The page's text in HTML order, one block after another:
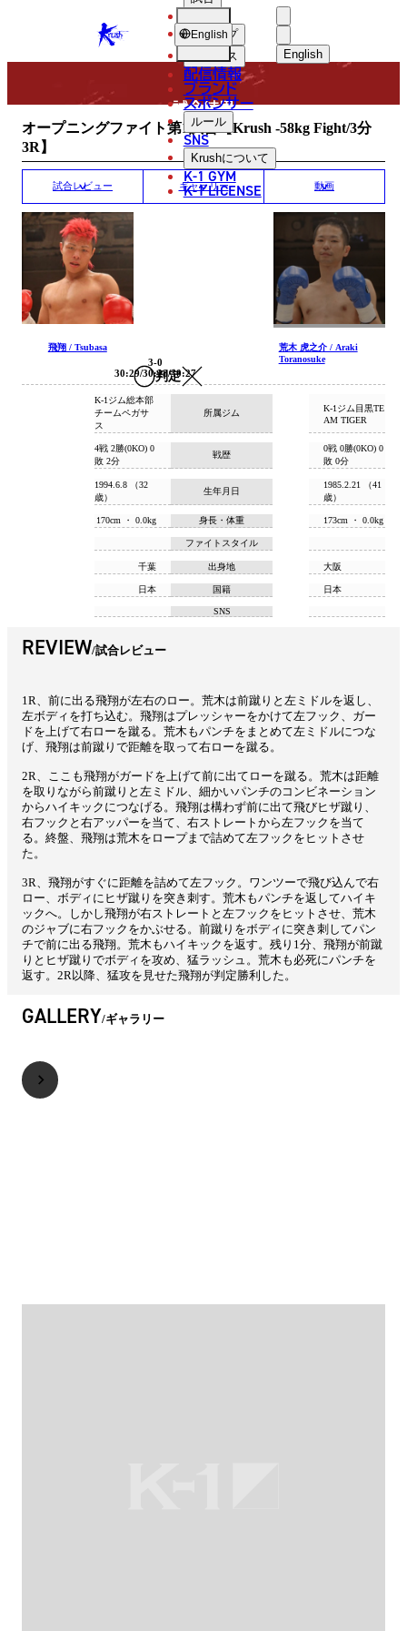
KRUSH English
中文（繁體
العربية
ショップ
ニュース
配信情報
ブランド
スポンサー
ルール
SNS
Krushについて
K-1 GYM
K-1 LICENSE
English
MATCH RESULT
試合結果
オープニングファイト第1試合【Krush -58kg Fight/3分
3R】
試合レビュー ギャラリー 動画
飛翔 / Tsubasa
判定
3-0
30:29/30:28/30:27
荒木 虎之介 / Araki
Toranosuke
所属ジム
K-1ジム総本部
チームペガサ
ス
K-1ジム目黒TE
AM TIGER
戦歴
4戦 2勝(0KO) 0
敗 2分
0戦 0勝(0KO) 0
敗 0分
生年月日
1994.6.8 （32
歳）
1985.2.21 （41
歳）
身長・体重
170cm ・ 0.0kg 173cm ・ 0.0kg
ファイトスタイル
出身地
千葉 大阪
国籍
日本 日本
SNS
REVIEW 試合レビュー
1R、前に出る飛翔が左右のロー。荒木は前蹴りと左ミドルを返し、
左ボディを打ち込む。飛翔はプレッシャーをかけて左フック、ガー
ドを上げて右ローを蹴る。荒木もパンチをまとめて左ミドルにつな
げ、飛翔は前蹴りで距離を取って右ローを蹴る。
2R、ここも飛翔がガードを上げて前に出てローを蹴る。荒木は距離
を取りながら前蹴りと左ミドル、細かいパンチのコンビネーション
からハイキックにつなげる。飛翔は構わず前に出て飛びヒザ蹴り、
右フックと右アッパーを当て、右ストレートから左フックを当て
る。終盤、飛翔は荒木をロープまで詰めて左フックをヒットさせ
た。
3R、飛翔がすぐに距離を詰めて左フック。ワンツーで飛び込んで右
ロー、ボディにヒザ蹴りを突き刺す。荒木もパンチを返してハイキ
ックへ。しかし飛翔が右ストレートと左フックをヒットさせ、荒木
のジャブに右フックをかぶせる。前蹴りをボディに突き刺してパン
チで前に出る飛翔。荒木もハイキックを返す。残り1分、飛翔が前蹴
りとヒザ蹴りでボディを攻め、猛ラッシュ。荒木も必死にパンチを
返す。2R以降、猛攻を見せた飛翔が判定勝利した。
GALLERY ギャラリー